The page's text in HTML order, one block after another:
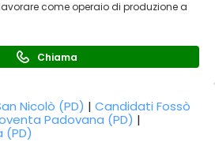
come operaio di produzione a
Chiama
Nicolò (PD) |Candidati Fossò
Padovana (PD) |
(PD)